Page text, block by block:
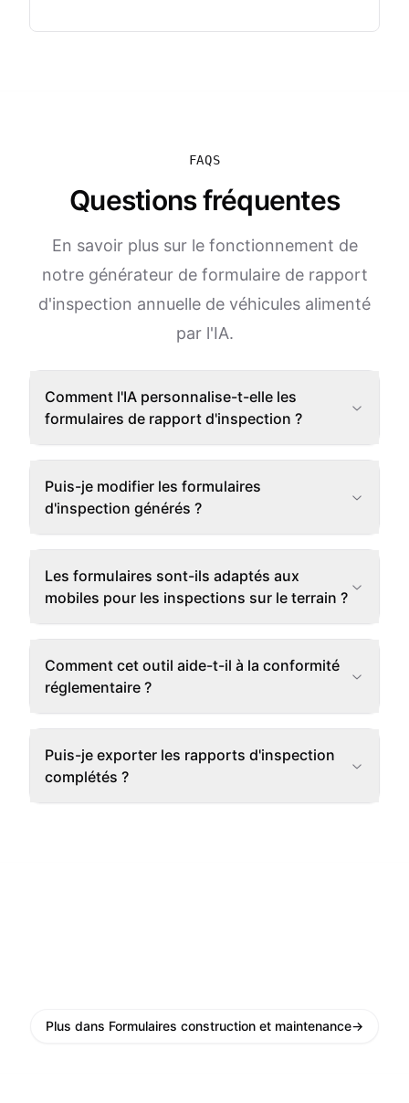
FAQS
Questions fréquentes
En savoir plus sur le fonctionnement de
notre générateur de formulaire de rapport
d'inspection annuelle de véhicules alimenté
par l'IA.
Comment l'IA personnalise-t-elle les
formulaires de rapport d'inspection ?
Puis-je modifier les formulaires
d'inspection générés ?
Les formulaires sont-ils adaptés aux
mobiles pour les inspections sur le terrain ?
Comment cet outil aide-t-il à la conformité
réglementaire ?
Puis-je exporter les rapports d'inspection
complétés ?
Plus dans Formulaires construction et maintenance→